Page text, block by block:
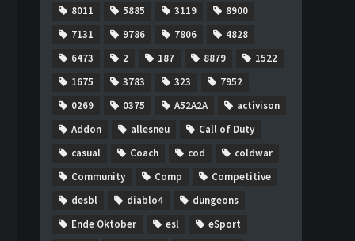
8011
5885 3119
8900
7131
9786 7806
4828
6473
2 187 8879
1522
1675
3783 323
7952
0269
0375 A52A2A
activison
Addon
allesneu
Call of Duty
casual
Coach cod
coldwar
Community
Comp
Competitive
desbl
diablo4
dungeons
Ende Oktober
esl
eSport